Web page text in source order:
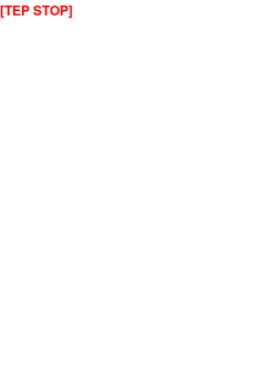
[TEP STOP]